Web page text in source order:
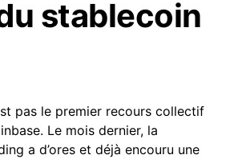
stablecoin
pas le premier recours collectif
Le mois dernier, la
a d’ores et déjà encouru une